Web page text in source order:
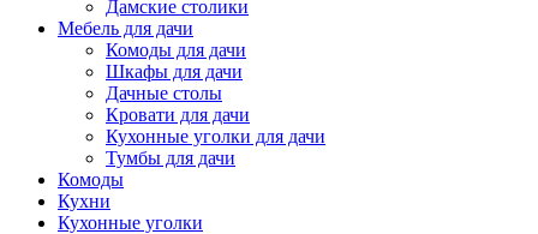
Дамские столики
Мебель для дачи
Комоды для дачи
Шкафы для дачи
Дачные столы
Кровати для дачи
Кухонные уголки для дачи
Тумбы для дачи
Комоды
Кухни
Кухонные уголки